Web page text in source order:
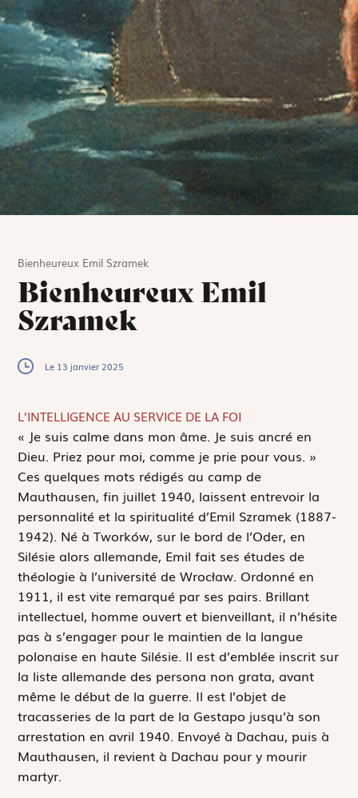
Bienheureux Emil Szramek
Bienheureux Emil
Szramek
Le 13 janvier 2025
L’INTELLIGENCE AU SERVICE DE LA FOI
« Je suis calme dans mon âme. Je suis ancré en
Dieu. Priez pour moi, comme je prie pour vous. »
Ces quelques mots rédigés au camp de
Mauthausen, fin juillet 1940, laissent entrevoir la
personnalité et la spiritualité d’Emil Szramek (1887-
1942). Né à Tworków, sur le bord de l’Oder, en
Silésie alors allemande, Emil fait ses études de
théologie à l’université de Wrocław. Ordonné en
1911, il est vite remarqué par ses pairs. Brillant
intellectuel, homme ouvert et bienveillant, il n’hésite
pas à s’engager pour le maintien de la langue
polonaise en haute Silésie. Il est d’emblée inscrit sur
la liste allemande des persona non grata, avant
même le début de la guerre. Il est l’objet de
tracasseries de la part de la Gestapo jusqu’à son
arrestation en avril 1940. Envoyé à Dachau, puis à
Mauthausen, il revient à Dachau pour y mourir
martyr.